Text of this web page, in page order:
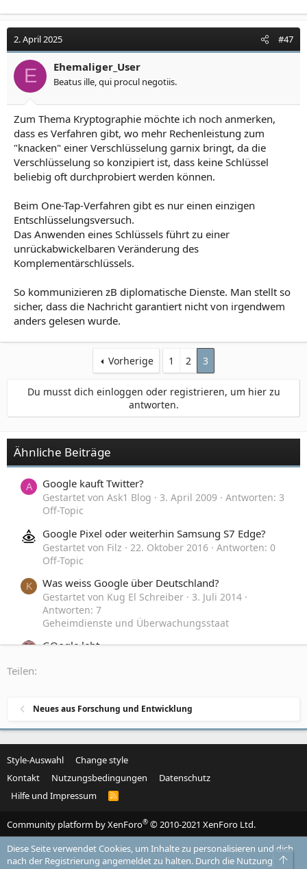
2. April 2025 #47
E Ehemaliger_User
Beatus ille, qui procul negotiis.
Zum Thema Kryptographie möchte ich noch anmerken,
dass es Verfahren gibt, wo mehr Rechenleistung zum
"knacken" einer Verschlüsselung garnix bringt, da die
Verschlüsselung so konzipiert ist, dass keine Schlüssel
beliebig oft durchprobiert werden können.
Beim One-Tap-Verfahren gibt es nur einen einzigen
Entschlüsselungsversuch.
Das Anwenden eines Schlüssels führt zu einer
unrückabwickelbaren Veränderung des
Komplementärschlüssels.
So kommunizieren zB diplomatische Dienste. Man stellt so
sicher, dass die Nachricht garantiert nicht von irgendwem
anders gelesen wurde.
Vorherige 1 2 3
Du musst dich einloggen oder registrieren, um hier zu
antworten.
Ähnliche Beiträge
A Google kauft Twitter?
Gestartet von Ask1 Blog 3. April 2009
Antworten: 3
Off-Topic
Google Pixel oder weiterhin Samsung S7 Edge?
Gestartet von Filz 22. Oktober 2016
Antworten: 0
Off-Topic
K Was weiss Google über Deutschland?
Gestartet von Kug El Schreiber
3. Juli 2014
Antworten: 7
Geheimdienste und Überwachungsstaat
GOogle lebt
Teilen:
Neues aus Forschung und Entwicklung
Style-Auswahl
Change style
Kontakt
Nutzungsbedingungen
Datenschutz
Hilfe und Impressum
R
Community platform by XenForo® © 2010-2021 XenForo Ltd.
Diese Seite verwendet Cookies, um Inhalte zu personalisieren und dich
nach der Registrierung angemeldet zu halten. Durch die Nutzung